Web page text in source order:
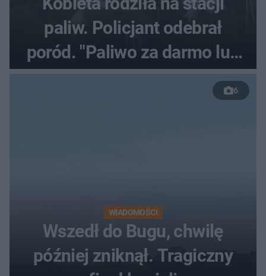
paliw. Policjant odebrał
poród. "Paliwo za darmo lub
50 %!"
6
WIADOMOŚCI
Wszedł do Bugu, chwilę
później zniknął. Tragiczny